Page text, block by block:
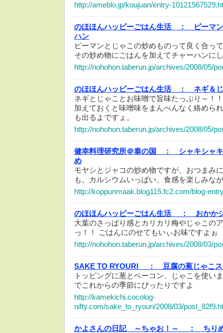
http://ameblo.jp/koujuan/entry-
のほほんハッピーごはん生活 ：
ピーマ
ハン
ピーマンとじゃこの炒めものって良く合っ
その炒め物にごはんを加えてチャーハンに
http://nohohon.taberun.jp/archives/2008/05/
のほほんハッピーごはん生活 ：
ネギ＆
ネギとじゃことお味噌で旨味たっぷり～！
加えておくと味噌味をまんべんなく絡めら
も出るよですょ。
http://nohohon.taberun.jp/archives/2008/05/
健幸料理研究所＠泰の国 ：
シャキシャ
め
モヤシとジャコの炒め物ですが、おつまみ
も。カルシウムいっぱい、食感を楽しみな
http://koppunmaak.blog115.fc2.com/blog-
のほほんハッピーごはん生活 ：
おかか
大葉のさっぱり感とカリカリ梅やじゃこの
っ！！ ごはんにのせてもいぃお味ですよぉ
http://nohohon.taberun.jp/archives/2008/03/
SAKE TO RYOURI ：
豆腐の葱じゃこ
トッピングに葱とベーコン、じゃこを使
でこれからの季節にぴったりですよ
http://kamekichi.cocolog-
nifty.com/sake_to_ryouri/2008/03/
かよさんの日記 ～ちゃお！～ ：
ちり